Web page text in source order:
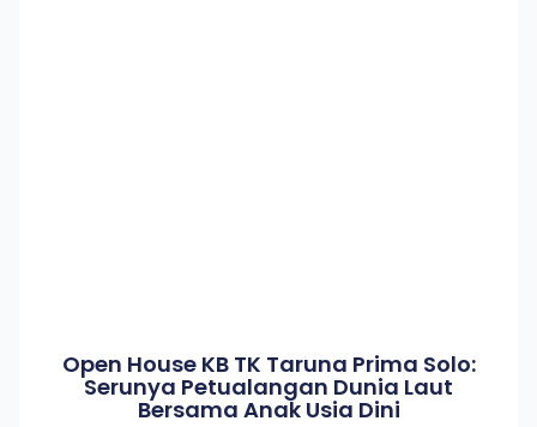
Open House KB TK Taruna Prima Solo:
Serunya Petualangan Dunia Laut
Bersama Anak Usia Dini